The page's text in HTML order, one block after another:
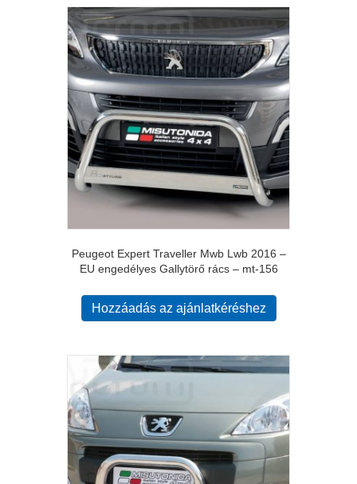
Peugeot Expert Traveller Mwb Lwb 2016 –
EU engedélyes Gallytörő rács – mt-156
Hozzáadás az ajánlatkéréshez